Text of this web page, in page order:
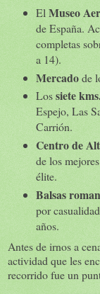
El Museo
de España.
completas
a 14).
Mercadode
Lossiete
Espejo, Las
Carrión.
Centro de
de los
élite.
Balsas
por
años.
Antes de irnos a
actividad que les
recorrido fue un